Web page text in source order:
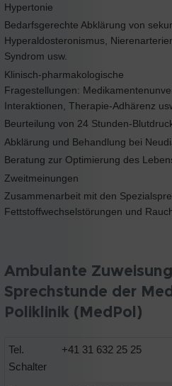
Hypertonie
Bedarfsgerechte Abklärung von
Hyperaldosteronismus,
Syndrom usw.
Klinisch-pharmakologische
Fragestellungen:
Interaktionen, Therapie-Adhärenz
Beurteilung von 24 Stunden-
Abklärung und Behandlung bei
Beratung zur Optimierung des
Zweitmeinungen
Zusammenarbeit mit den
Fettstoffwechselstörungen und
Ambulante
Sprechstunde der
Poliklinik (MedPol)
Tel.
Schalter
+41 31 632 25 25